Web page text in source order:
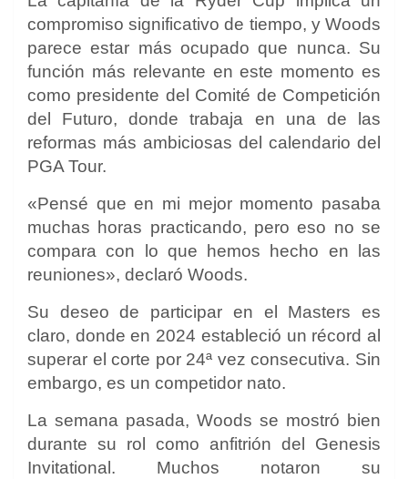
compromiso significativo de tiempo, y Woods
parece estar más ocupado que nunca. Su
función más relevante en este momento es
como presidente del Comité de Competición
del Futuro, donde trabaja en una de las
reformas más ambiciosas del calendario del
PGA Tour.
«Pensé que en mi mejor momento pasaba
muchas horas practicando, pero eso no se
compara con lo que hemos hecho en las
reuniones», declaró Woods.
Su deseo de participar en el Masters es
claro, donde en 2024 estableció un récord al
superar el corte por 24ª vez consecutiva. Sin
embargo, es un competidor nato.
La semana pasada, Woods se mostró bien
durante su rol como anfitrión del Genesis
Invitational. Muchos notaron su